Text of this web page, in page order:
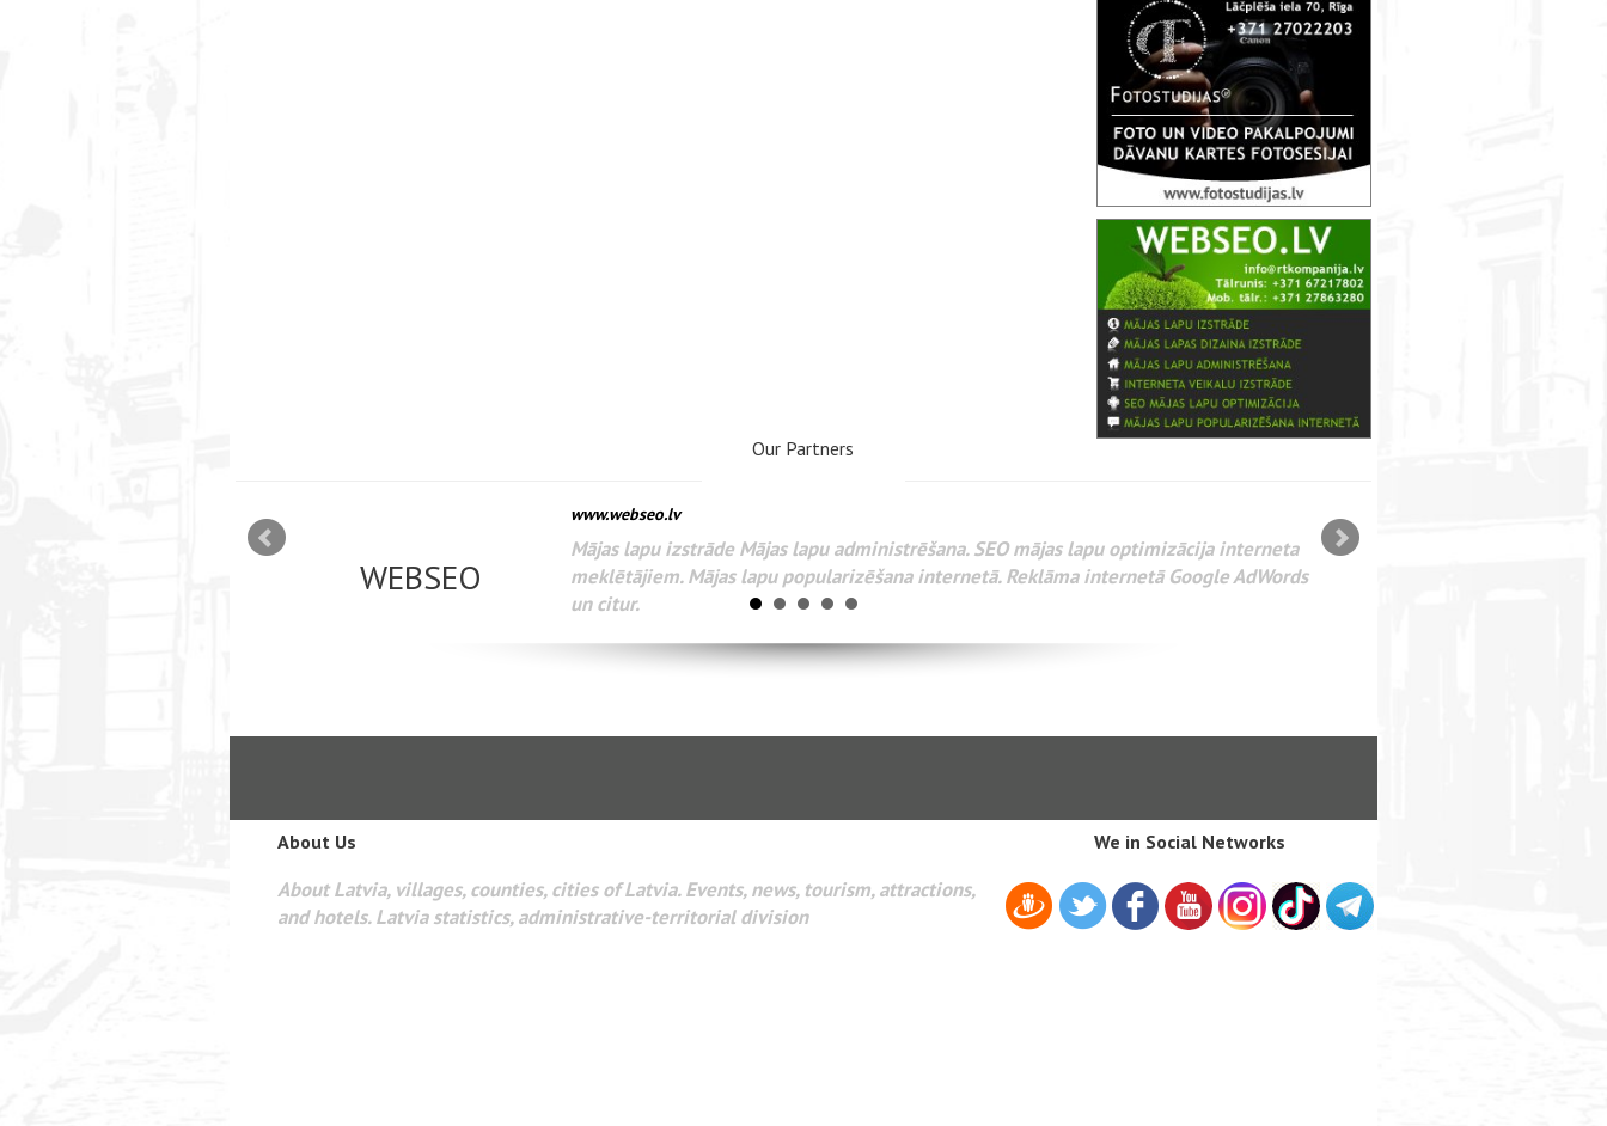
Our Partners
mājas lapu optimizācija interneta
WEBSEO
Разработка веб-сайтов Администрирование веб-сайтов. SEO оптимизация сайта для
поисковых систем интернета. Раскрутка веб-сайтов. Реклама в интернете Google
AdWords и другое.
About Us
About Latvia, villages, counties, cities of Latvia. Events, news, tourism, attractions,
and hotels. Latvia statistics, administrative-territorial division
We in Social Networks